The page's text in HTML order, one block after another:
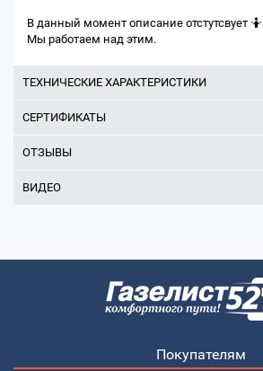
В данный момент описание отстутсвует 🤷
Мы работаем над этим.
ТЕХНИЧЕСКИЕ ХАРАКТЕРИСТИКИ
СЕРТИФИКАТЫ
ОТЗЫВЫ
ВИДЕО
Покупателям